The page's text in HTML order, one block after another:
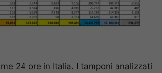
24 ore in Italia. I tamponi analizzati